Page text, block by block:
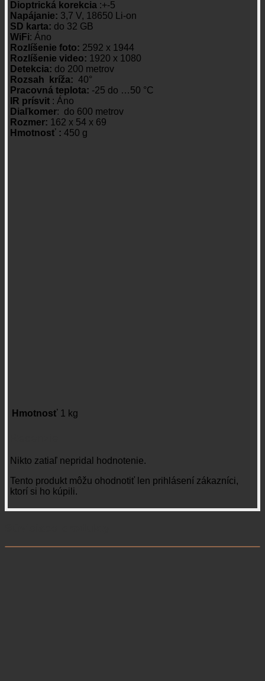
Dioptrická korekcia :+-5
Napájanie: 3,7 V, 18650 Li-on
SD karta: do 32 GB
WiFi: Áno
Rozlíšenie foto: 2592 x 1944
Rozlíšenie video: 1920 x 1080
Detekcia: do 200 metrov
Rozsah kríža: 40°
Pracovná teplota: -25 do …50 °C
IR prísvit : Áno
Diaľkomer: do 600 metrov
Rozmer: 162 x 54 x 69
Hmotnosť : 450 g
Hmotnosť 1 kg
Nikto zatiaľ nepridal hodnotenie.
Tento produkt môžu ohodnotiť len prihlásení zákazníci,
ktorí si ho kúpili.